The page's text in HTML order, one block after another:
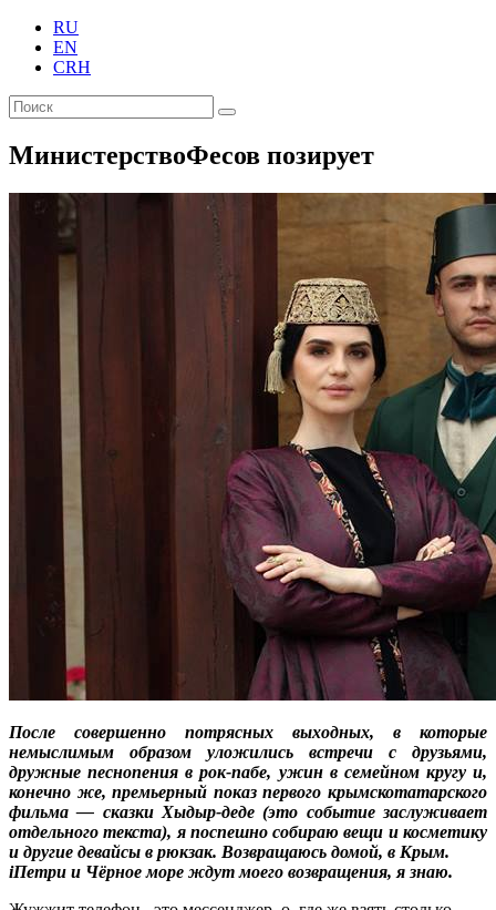
RU
EN
CRH
МинистерствоФесов позирует
После совершенно потрясных выходных, в которые
немыслимым образом уложились встречи с друзьями,
дружные песнопения в рок-пабе, ужин в семейном кругу и,
конечно же, премьерный показ первого крымскотатарского
фильма — сказки Хыдыр-деде (это событие заслуживает
отдельного текста), я поспешно собираю вещи и косметику
и другие девайсы в рюкзак. Возвращаюсь домой, в Крым.
iПетри и Чёрное море ждут моего возвращения, я знаю.